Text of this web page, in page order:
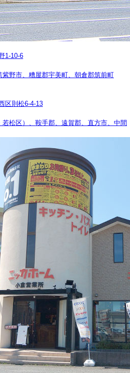
1-10-6
野市、糟屋郡宇美町、朝倉郡筑前町
区則松6-4-13
松区）、鞍手郡、遠賀郡、直方市、中間